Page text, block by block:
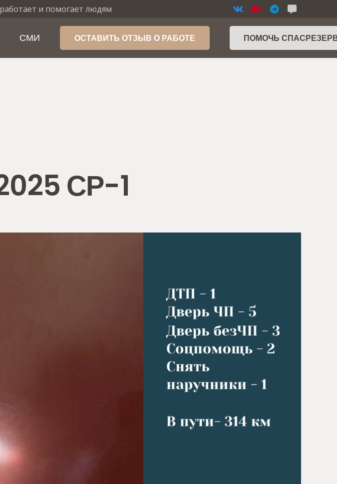
и помогает людям
СМИ ОСТАВИТЬ ОТЗЫВ О РАБОТЕ ПОМОЧЬ
СР-1